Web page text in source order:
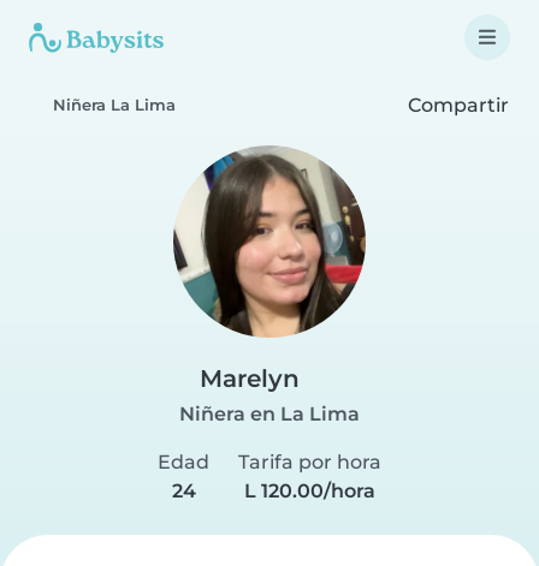
Niñera La Lima Compartir
Marelyn
Niñera en La Lima
Edad
24
Tarifa por hora
L 120.00/hora